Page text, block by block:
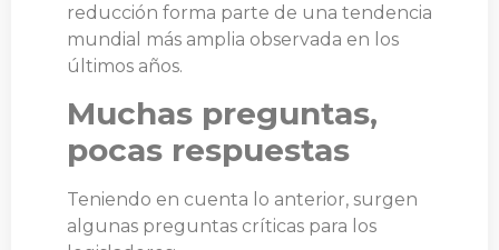
reducción forma parte de una tendencia
mundial más amplia observada en los
últimos años.
Muchas preguntas,
pocas respuestas
Teniendo en cuenta lo anterior, surgen
algunas preguntas críticas para los